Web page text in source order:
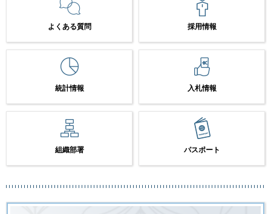
よくある質問 採用情報
統計情報 入札情報
組織部署 パスポート